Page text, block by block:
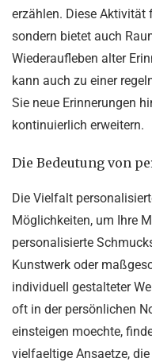
erzählen. Diese Aktivität
sondern bietet auch
Wiederaufleben alter
kann auch zu einer
Sie neue Erinnerungen
kontinuierlich erweitern.
Die Bedeutung von
Die Vielfalt
Möglichkeiten, um Ihre
personalisierte
Kunstwerk oder
individuell gestalteter
oft in der persönlichen
einsteigen moechte,
vielfaeltige Ansaetze,